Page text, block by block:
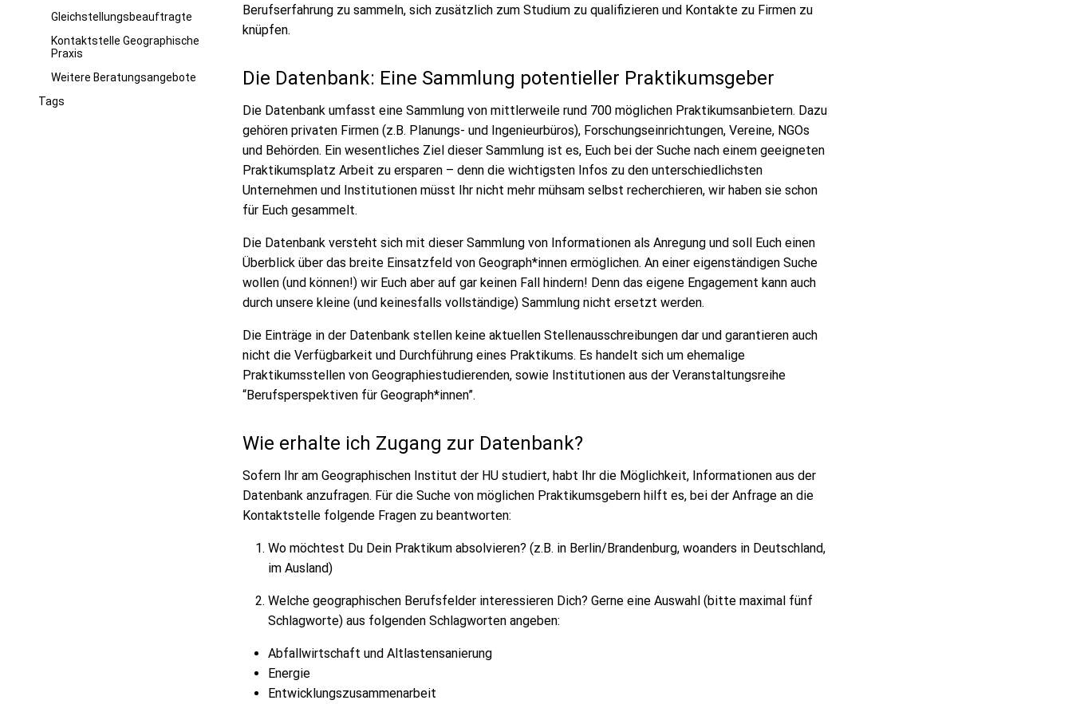
Gleichstellungsbeauftragte
Kontaktstelle Geographische
Praxis
Weitere Beratungsangebote
Tags
Berufserfahrung zu sammeln, sich zusätzlich zum Studium zu qualifizieren und Kontakte zu Firmen zu
knüpfen.
Die Datenbank: Eine Sammlung potentieller Praktikumsgeber
Die Datenbank umfasst eine Sammlung von mittlerweile rund 700 möglichen Praktikumsanbietern. Dazu
gehören privaten Firmen (z.B. Planungs- und Ingenieurbüros), Forschungseinrichtungen, Vereine, NGOs
und Behörden. Ein wesentliches Ziel dieser Sammlung ist es, Euch bei der Suche nach einem geeigneten
Praktikumsplatz Arbeit zu ersparen – denn die wichtigsten Infos zu den unterschiedlichsten
Unternehmen und Institutionen müsst Ihr nicht mehr mühsam selbst recherchieren, wir haben sie schon
für Euch gesammelt.
Die Datenbank versteht sich mit dieser Sammlung von Informationen als Anregung und soll Euch einen
Überblick über das breite Einsatzfeld von Geograph*innen ermöglichen. An einer eigenständigen Suche
wollen (und können!) wir Euch aber auf gar keinen Fall hindern! Denn das eigene Engagement kann auch
durch unsere kleine (und keinesfalls vollständige) Sammlung nicht ersetzt werden.
Die Einträge in der Datenbank stellen keine aktuellen Stellenausschreibungen dar und garantieren auch
nicht die Verfügbarkeit und Durchführung eines Praktikums. Es handelt sich um ehemalige
Praktikumsstellen von Geographiestudierenden, sowie Institutionen aus der Veranstaltungsreihe
“Berufsperspektiven für Geograph*innen”.
Wie erhalte ich Zugang zur Datenbank?
Sofern Ihr am Geographischen Institut der HU studiert, habt Ihr die Möglichkeit, Informationen aus der
Datenbank anzufragen. Für die Suche von möglichen Praktikumsgebern hilft es, bei der Anfrage an die
Kontaktstelle folgende Fragen zu beantworten:
Wo möchtest Du Dein Praktikum absolvieren? (z.B. in Berlin/Brandenburg, woanders in Deutschland,
im Ausland)
Welche geographischen Berufsfelder interessieren Dich? Gerne eine Auswahl (bitte maximal fünf
Schlagworte) aus folgenden Schlagworten angeben:
Abfallwirtschaft und Altlastensanierung
Energie
Entwicklungszusammenarbeit